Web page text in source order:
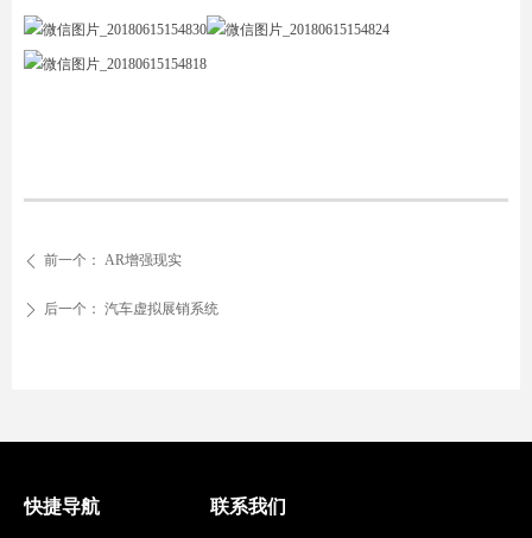
ꄴ 前一个： AR增强现实
ꄲ 后一个： 汽车虚拟展销系统
联系我们
快捷导航